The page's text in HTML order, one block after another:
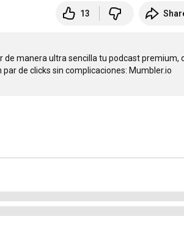
13
manera ultra sencilla tu podcast premium,